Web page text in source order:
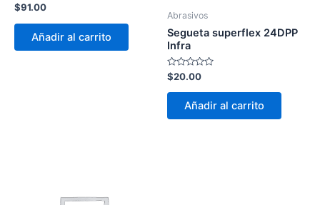
Valorado
con
0
$91.00
Añadir al carrito
Abrasivos
Segueta superflex 24DPP
Infra
Valorado
con
0
$20.00
Añadir al carrito